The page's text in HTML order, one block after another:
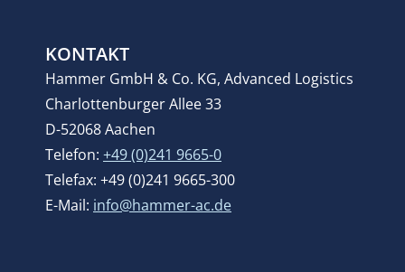
KONTAKT
Hammer GmbH & Co. KG, Advanced Logistics
Charlottenburger Allee 33
D-52068 Aachen
Telefon: +49 (0)241 9665-0
Telefax: +49 (0)241 9665-300
E-Mail: info@hammer-ac.de